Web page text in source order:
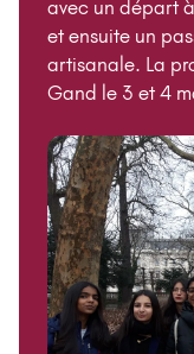
avec un départ
et ensuite un
artisanale. La
Gand le 3 et 4